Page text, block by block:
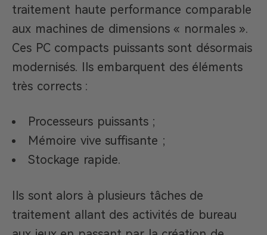
traitement haute performance comparable
aux machines de dimensions « normales ».
Ces PC compacts puissants sont désormais
modernisés. Ils embarquent des éléments
très corrects :
Processeurs puissants ;
Mémoire vive suffisante ;
Stockage rapide.
Ils sont alors à plusieurs tâches de
traitement allant des activités de bureau